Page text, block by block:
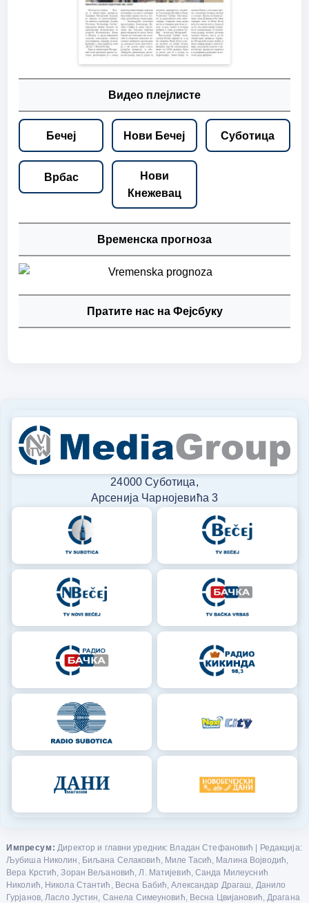
Видео плејлисте
Бечеј Нови Бечеј Суботица
Врбас
Нови
Кнежевац
Временска прогноза
Пратите нас на Фејсбуку
24000 Суботица,
Арсенија Чарнојевића 3
Импресум: Директор и главни уредник: Владан Стефановић | Редакција:
Љубиша Николин, Биљана Селаковић, Миле Тасић, Малина Војводић,
Вера Крстић, Зоран Вељановић, Л. Матијевић, Санда Милеуснић
Николић, Никола Стантић, Весна Бабић, Александар Драгаш, Данило
Гурјанов, Ласло Јустин, Санела Симеуновић, Весна Цвијановић, Драгана